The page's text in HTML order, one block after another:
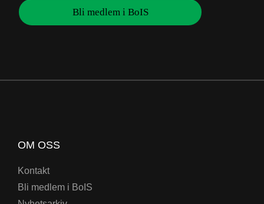
Bli medlem i BoIS
OM OSS
Kontakt
Bli medlem i BoIS